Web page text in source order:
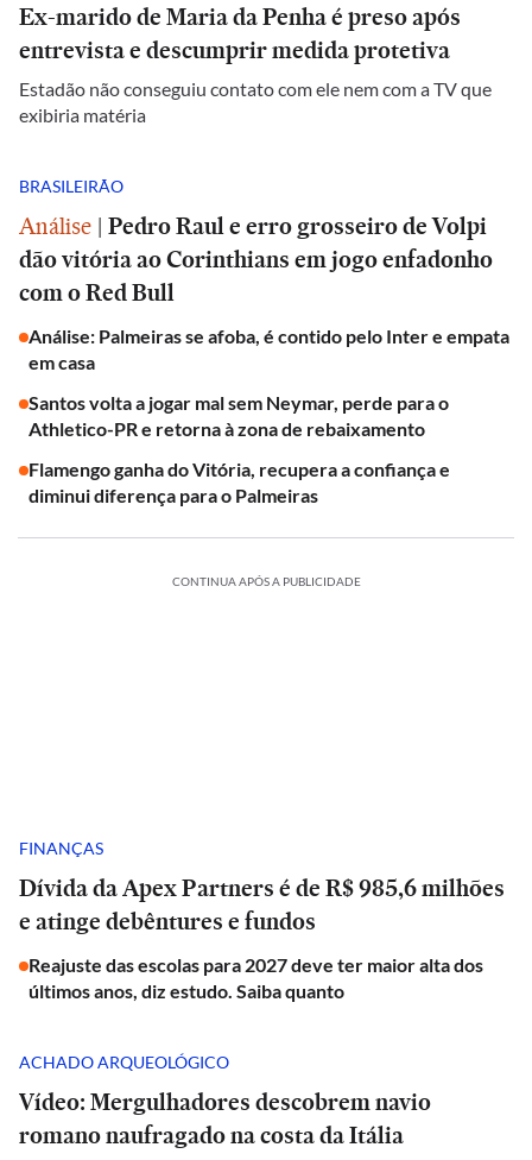
Ex-marido de Maria da Penha é preso após
entrevista e descumprir medida protetiva
Estadão não conseguiu contato com ele nem com a TV que
exibiria matéria
BRASILEIRÃO
Análise | Pedro Raul e erro grosseiro de Volpi
dão vitória ao Corinthians em jogo enfadonho
com o Red Bull
Análise: Palmeiras se afoba, é contido pelo Inter e empata
em casa
Santos volta a jogar mal sem Neymar, perde para o
Athletico-PR e retorna à zona de rebaixamento
Flamengo ganha do Vitória, recupera a confiança e
diminui diferença para o Palmeiras
CONTINUA APÓS A PUBLICIDADE
FINANÇAS
Dívida da Apex Partners é de R$ 985,6 milhões
e atinge debêntures e fundos
Reajuste das escolas para 2027 deve ter maior alta dos
últimos anos, diz estudo. Saiba quanto
ACHADO ARQUEOLÓGICO
Vídeo: Mergulhadores descobrem navio
romano naufragado na costa da Itália